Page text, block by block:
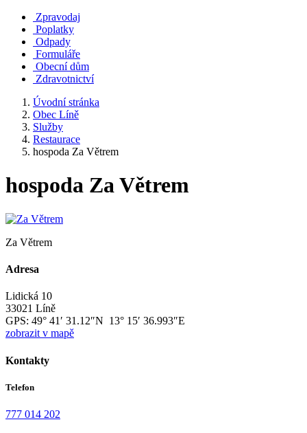
Zpravodaj
Poplatky
Odpady
Formuláře
Obecní dům
Zdravotnictví
Úvodní stránka
Obec Líně
Služby
Restaurace
hospoda Za Větrem
hospoda Za Větrem
Za Větrem
Adresa
Lidická 10
33021 Líně
GPS: 49° 41′ 31.12″N 13° 15′ 36.993″E
zobrazit v mapě
Kontakty
Telefon
777 014 202